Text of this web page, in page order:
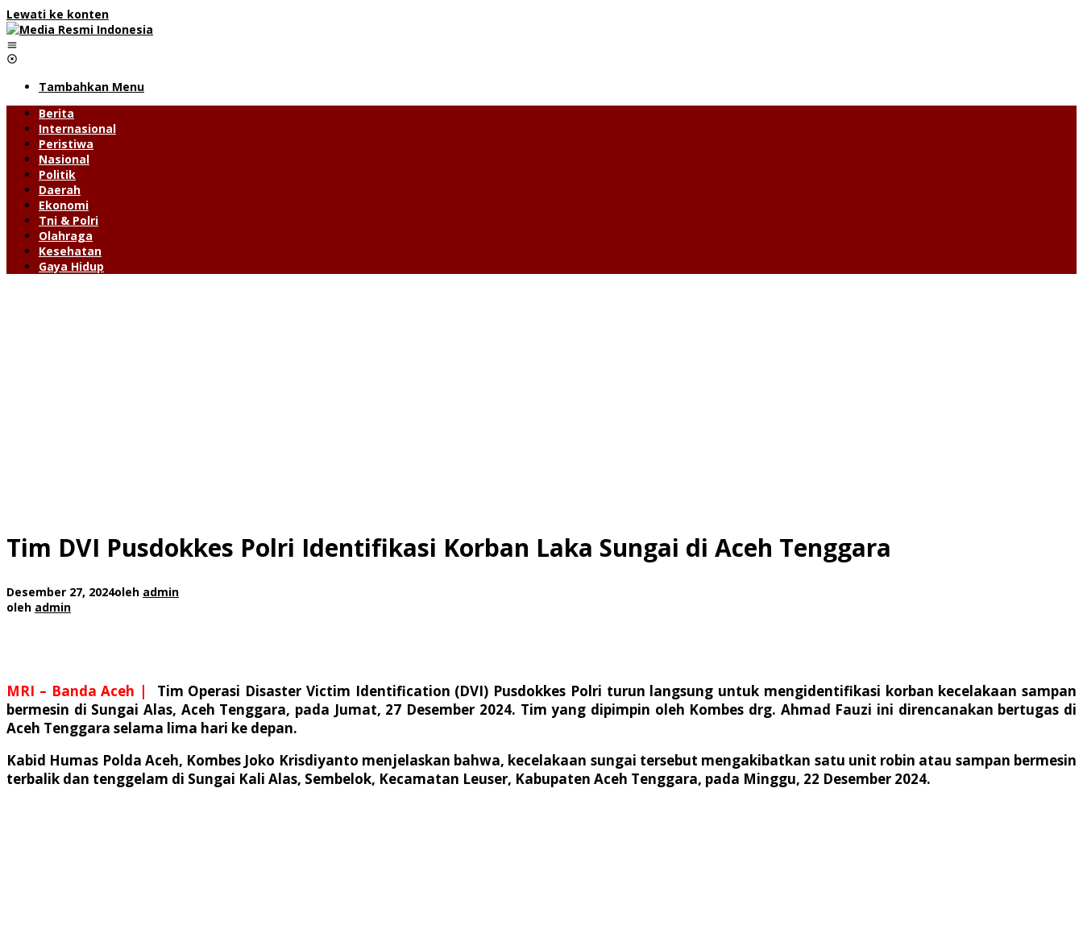
Lewati ke konten
Tambahkan Menu
Berita
Internasional
Peristiwa
Nasional
Politik
Daerah
Ekonomi
Tni & Polri
Olahraga
Kesehatan
Gaya Hidup
Tim DVI Pusdokkes Polri Identifikasi Korban Laka Sungai di Aceh Tenggara
Desember 27, 2024oleh admin
oleh admin
MRI – Banda Aceh |
Tim Operasi Disaster Victim Identification (DVI) Pusdokkes Polri turun langsung untuk mengidentifikasi korban kecelakaan sampan
bermesin di Sungai Alas, Aceh Tenggara, pada Jumat, 27 Desember 2024. Tim yang dipimpin oleh Kombes drg. Ahmad Fauzi ini direncanakan bertugas di
Aceh Tenggara selama lima hari ke depan.
Kabid Humas Polda Aceh, Kombes Joko Krisdiyanto menjelaskan bahwa, kecelakaan sungai tersebut mengakibatkan satu unit robin atau sampan bermesin
terbalik dan tenggelam di Sungai Kali Alas, Sembelok, Kecamatan Leuser, Kabupaten Aceh Tenggara, pada Minggu, 22 Desember 2024.